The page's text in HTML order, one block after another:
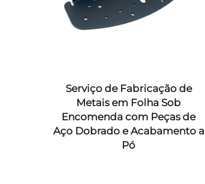
Serviço de Fabricação de
Metais em Folha Sob
Encomenda com Peças de
Aço Dobrado e Acabamento a
Pó